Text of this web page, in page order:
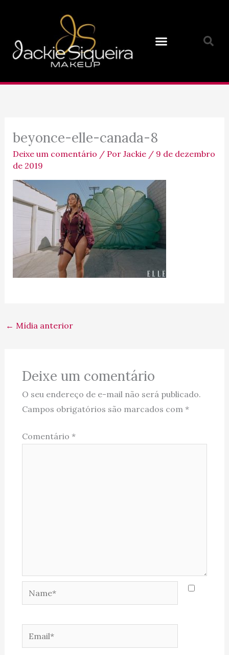
conteúdo
beyonce-elle-canada-8
Deixe um comentário / Por Jackie / 9 de dezembro
de 2019
← Mídia anterior
Deixe um comentário
O seu endereço de e-mail não será publicado.
Campos obrigatórios são marcados com *
Comentário *
Name*
Email*